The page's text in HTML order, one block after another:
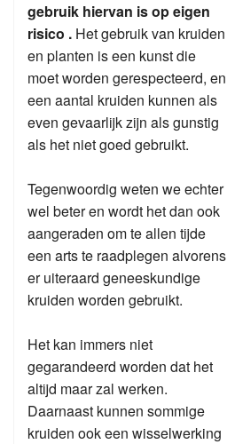
gebruik hiervan is op eigen
risico . Het gebruik van kruiden
en planten is een kunst die
moet worden gerespecteerd, en
een aantal kruiden kunnen als
even gevaarlijk zijn als gunstig
als het niet goed gebruikt.
Tegenwoordig weten we echter
wel beter en wordt het dan ook
aangeraden om te allen tijde
een arts te raadplegen alvorens
er uiteraard geneeskundige
kruiden worden gebruikt.
Het kan immers niet
gegarandeerd worden dat het
altijd maar zal werken.
Daarnaast kunnen sommige
kruiden ook een wisselwerking